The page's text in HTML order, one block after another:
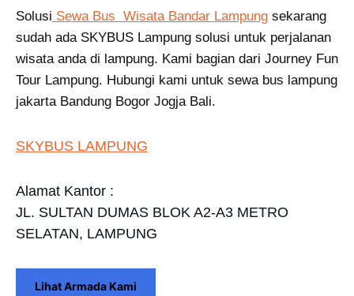
Solusi Sewa Bus Wisata Bandar Lampung sekarang
sudah ada SKYBUS Lampung solusi untuk perjalanan
wisata anda di lampung. Kami bagian dari Journey Fun
Tour Lampung. Hubungi kami untuk sewa bus lampung
jakarta Bandung Bogor Jogja Bali.
SKYBUS LAMPUNG
Alamat Kantor :
JL. SULTAN DUMAS BLOK A2-A3 METRO
SELATAN, LAMPUNG
Lihat Armada Kami